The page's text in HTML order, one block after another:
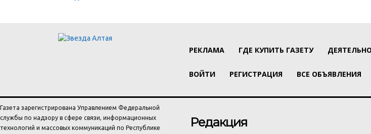
РЕКЛАМА ГДЕ КУПИТЬ ГАЗЕТУ
ВОЙТИ РЕГИСТРАЦИЯ ВСЕ ОБЪЯВЛЕНИЯ
Газета зарегистрирована Управлением Федеральной
службы по надзору в сфере связи, информационных
технологий и массовых коммуникаций по Республике
Редакция